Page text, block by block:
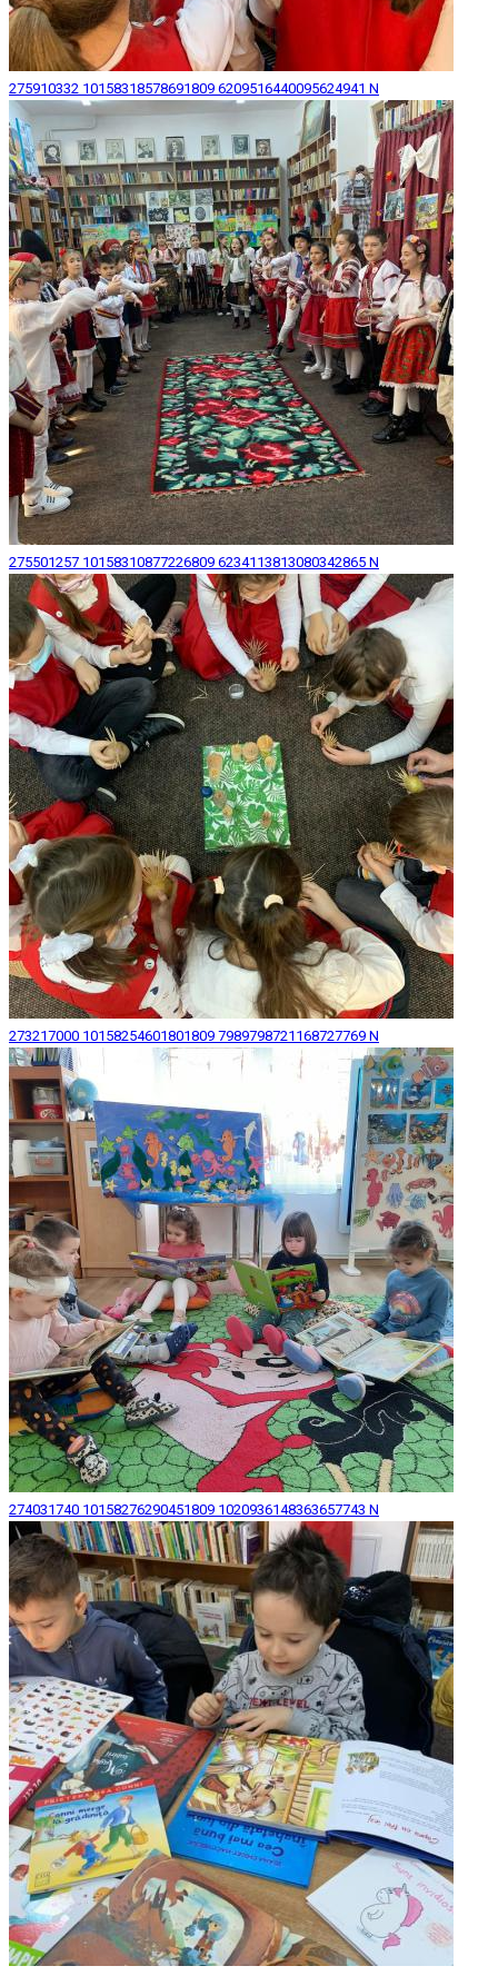
275910332 10158318578691809 6209516440095624941 N
275501257 10158310877226809 6234113813080342865 N
273217000 10158254601801809 7989798721168727769 N
274031740 10158276290451809 1020936148363657743 N